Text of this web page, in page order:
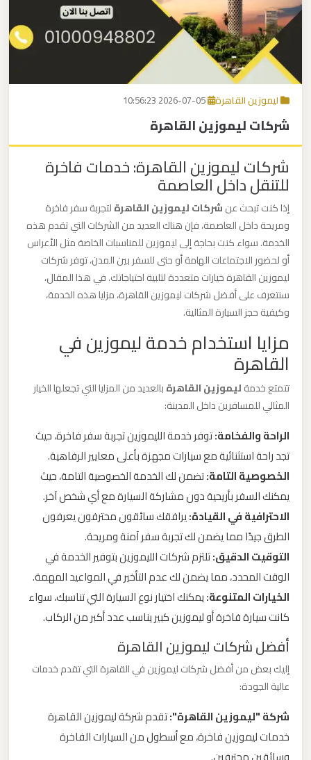
اتصل بنا
EN
ليموزين القاهرة
شركات ليموزين القاهرة
شركات ليموزين القاهرة: خدمات فاخرة
للتنقل داخل العاصمة
إذا كنت تبحث عنشركات ليموزين القاهرةلتجربة سفر فاخرة
ومريحة داخل العاصمة، فإن هناك العديد من الشركات التي تقدم هذه
الخدمة. سواء كنت بحاجة إلى ليموزين للمناسبات الخاصة مثل الأعراس
أو لحضور الاجتماعات الهامة أو حتى للسفر بين المدن، توفر شركات
ليموزين القاهرة خيارات متعددة لتلبية احتياجاتك. في هذا المقال،
سنتعرف على أفضل شركات ليموزين القاهرة، مزايا هذه الخدمة،
وكيفية حجز السيارة المثالية.
مزايا استخدام خدمة ليموزين في
القاهرة
تتمتع خدمةليموزين القاهرةبالعديد من المزايا التي تجعلها الخيار
المثالي للمسافرين داخل المدينة:
الراحة والفخامة:توفر خدمة الليموزين تجربة سفر فاخرة، حيث
تجد راحة استثنائية مع سيارات مجهزة بأعلى معايير الرفاهية.
الخصوصية التامة:تضمن لك الخدمة الخصوصية التامة، حيث
يمكنك السفر بأريحية دون مشاركة السيارة مع أي شخص آخر.
الاحترافية في القيادة:يرافقك سائقون محترفون يعرفون
الطرق جيدًا مما يضمن لك تجربة سفر آمنة ومريحة.
التوقيت الدقيق:تلتزم شركات الليموزين بتوفير الخدمة في
الوقت المحدد، مما يضمن لك عدم التأخير في المواعيد المهمة.
الخيارات المتنوعة:يمكنك اختيار نوع السيارة التي تناسبك، سواء
كانت سيارة فاخرة أو ليموزين كبير يناسب عدد أكبر من الركاب.
أفضل شركات ليموزين القاهرة
إليك بعض من أفضل شركات ليموزين في القاهرة التي تقدم خدمات
عالية الجودة:
شركة "ليموزين القاهرة":تقدم شركة ليموزين القاهرة
خدمات ليموزين فاخرة، مع أسطول من السيارات الفاخرة
برج
العرب
القاهرة
مكاتب
ليموزين
الاسكندرية
القاهرة
ليموزين
ليموزين
نويبع
العرب
الساحل
الشمالي
ليموزين
مطار
العرب
القاهرة
ليموزين
مطار
العرب